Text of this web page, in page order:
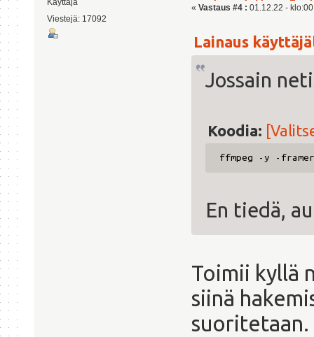
Viestejä: 17092
« Vastaus #4 : 01.12.22 -
Lainaus
Jossain
Koodia:
ffmpeg -y -
En tiedä,
Toimii kyllä
siinä
suoritetaan.